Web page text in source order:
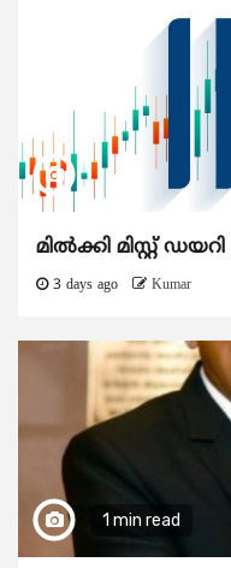
മിൽക്കി മിസ്റ്റ്
3 days ago Kumar
1 min read